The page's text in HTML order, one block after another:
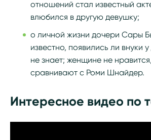
отношений стал известный
влюбился в другую девушку;
о личной жизни дочери Сары
известно, появились ли внуки
не знает; женщине не
сравнивают с Роми Шнайдер.
Интересное видео по